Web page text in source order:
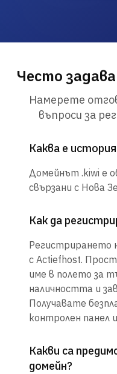
Често
Намерете
въпроси за
Каква е
Домейнът .kiwi е
свързани с Нова
Как да
Регистрирането
с Actiefhost.
име в полето за
наличността и
Получавате
контролен панел
Какви са
домейн?